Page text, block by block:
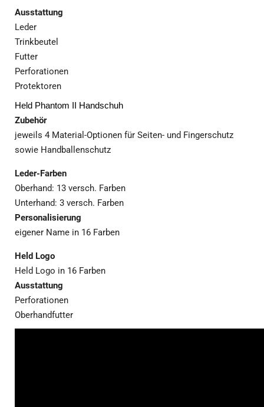
Ausstattung
Leder
Trinkbeutel
Futter
Perforationen
Protektoren
Held Phantom II Handschuh
Zubehör
jeweils 4 Material-Optionen für Seiten- und Fingerschutz
sowie Handballenschutz
Leder-Farben
Oberhand: 13 versch. Farben
Unterhand: 3 versch. Farben
Personalisierung
eigener Name in 16 Farben
Held Logo
Held Logo in 16 Farben
Ausstattung
Perforationen
Oberhandfutter